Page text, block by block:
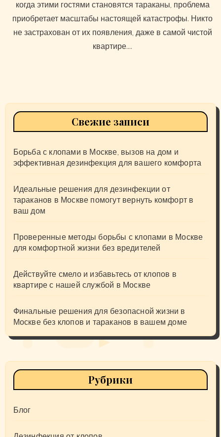
когда этими гостями становятся тараканы, проблема
приобретает масштабы настоящей катастрофы. Никто
не застрахован от их появления, даже в самой чистой
квартире.…
Свежие записи
Борьба с клопами в Москве, вызов на дом и
эффективная дезинфекция для вашего комфорта
Идеальные решения для дезинфекции от
тараканов в Москве помогут вернуть комфорт в
ваш дом
Проверенные методы борьбы с клопами в Москве
для комфортной жизни без вредителей
Действуйте смело и избавьтесь от клопов в
квартире с нашей службой в Москве
Финальные решения для безопасной жизни в
Москве без клопов и тараканов в вашем доме
Рубрики
Блог